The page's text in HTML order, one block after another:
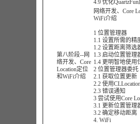
4.9 优化
第八阶段--网
络开发、Core
Location定位
和WiFi介绍
网络开发、Core
WiFi介绍
1 位置管理器
1.1 设置所需的精
1.2 设置距离筛选
1.3 启动位置管理
1.4 更明智地使用
2 位置管理器委托
2.1 获取位置更新
2.2 使用
2.3 错误通知
3 尝试使用Core
3.1 更新位置管理
3.2 确定移动距离
4. WiFi